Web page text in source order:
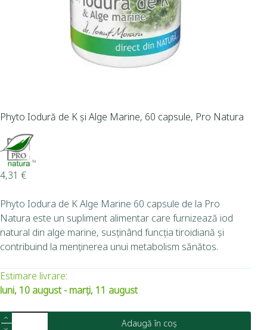
Phyto Iodură de K și Alge Marine, 60 capsule, Pro Natura
4,31 €
Phyto Iodura de K Alge Marine 60 capsule de la Pro
Natura este un supliment alimentar care furnizează iod
natural din alge marine, susținând funcția tiroidiană și
contribuind la menținerea unui metabolism sănătos.
Estimare livrare:
luni, 10 august - marți, 11 august
Adaugă în coș